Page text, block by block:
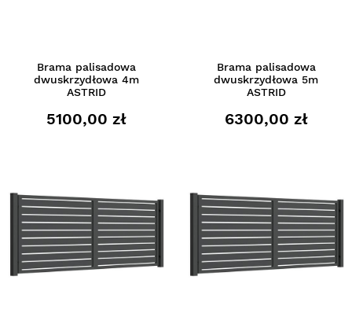
Brama palisadowa
dwuskrzydłowa 4m
ASTRID
5100,00 zł
Brama palisadowa
dwuskrzydłowa 5m
ASTRID
6300,00 zł